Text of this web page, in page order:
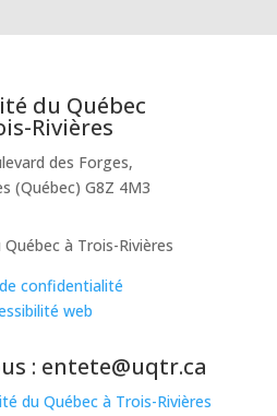
du Québec
Rivières
des Forges,
(Québec) G8Z 4M3
à Trois-Rivières
confidentialité
web
: entete@uqtr.ca
du Québec à Trois-Rivières